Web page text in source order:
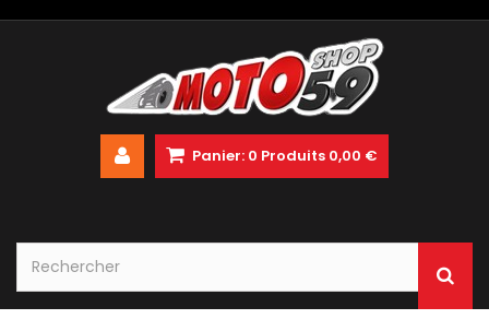
Panier: 0 Produits 0,00 €